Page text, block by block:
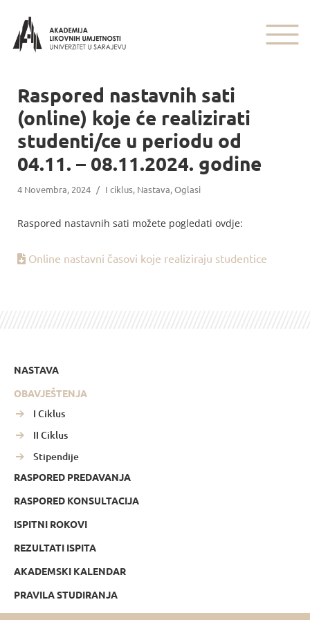
Raspored nastavnih sati
(online) koje će realizirati
studenti/ce u periodu od
04.11. – 08.11.2024. godine
4 Novembra, 2024 / I ciklus, Nastava,Oglasi
Raspored nastavnih sati možete pogledati ovdje:
Online nastavni časovi koje realiziraju studentice
NASTAVA
OBAVJEŠTENJA
I Ciklus
II Ciklus
Stipendije
RASPORED PREDAVANJA
RASPORED KONSULTACIJA
ISPITNI ROKOVI
REZULTATI ISPITA
AKADEMSKI KALENDAR
PRAVILA STUDIRANJA